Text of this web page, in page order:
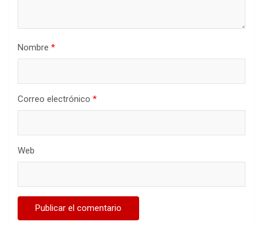
Nombre *
Correo electrónico *
Web